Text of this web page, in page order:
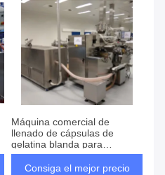
Máquina comercial de
llenado de cápsulas de
gelatina blanda para
medicina y cuidado de la
salud Productos cosméticos
Consiga el mejor precio